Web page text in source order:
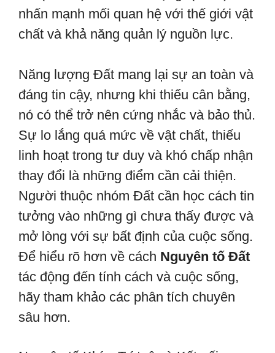
nhấn mạnh mối quan hệ với thế giới vật
chất và khả năng quản lý nguồn lực.
Năng lượng Đất mang lại sự an toàn và
đáng tin cậy, nhưng khi thiếu cân bằng,
nó có thể trở nên cứng nhắc và bảo thủ.
Sự lo lắng quá mức về vật chất, thiếu
linh hoạt trong tư duy và khó chấp nhận
thay đổi là những điểm cần cải thiện.
Người thuộc nhóm Đất cần học cách tin
tưởng vào những gì chưa thấy được và
mở lòng với sự bất định của cuộc sống.
Để hiểu rõ hơn về cách Nguyên tố Đất
tác động đến tính cách và cuộc sống,
hãy tham khảo các phân tích chuyên
sâu hơn.